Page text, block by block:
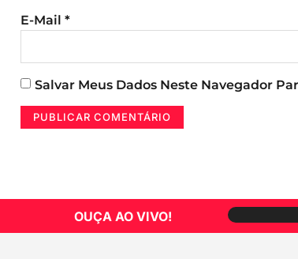
E-Mail *
Salvar Meus Dados Neste Navegador
OUÇA AO VIVO!